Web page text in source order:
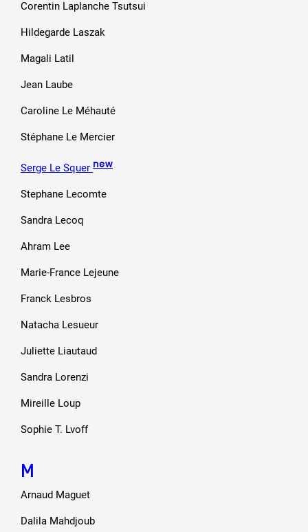
Corentin Laplanche Tsutsui
Hildegarde Laszak
Magali Latil
Jean Laube
Caroline Le Méhauté
Stéphane Le Mercier
Serge Le Squer new
Stephane Lecomte
Sandra Lecoq
Ahram Lee
Marie-France Lejeune
Franck Lesbros
Natacha Lesueur
Juliette Liautaud
Sandra Lorenzi
Mireille Loup
Sophie T. Lvoff
M
Arnaud Maguet
Dalila Mahdjoub